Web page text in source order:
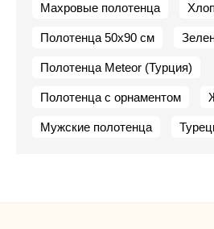
Махровые полотенца
Полотенца 50х90 см
Полотенца Meteor (Турция)
Полотенца с орнаментом
Мужские полотенца